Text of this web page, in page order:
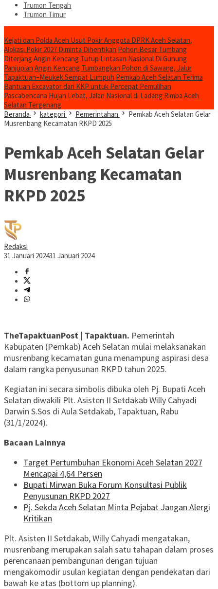
Trumon Tengah
Trumon Timur
Kejati dan Polda Aceh Usut Pokir Anggota DPRK Aceh Selatan,
Alokasi Pokir 2027 Diminta Dihentikan Pohon Besar Tumbang
Diterjang Angin Kencang Tutup Lintasan Nasional Di Gunung
Panjupian Angin Kencang Tumbangkan Pohon di Sawang, Jalur
Tapaktuan–Meukek Sempat Lumpuh Pemkab Aceh Selatan Terima
Bantuan Excavator dari KKP untuk Percepat Pemulihan
Pascabencana Hujan Lebat, Jalan Nasional di Ladang Rimba Aceh
Selatan Tergenang
Beranda
kategori Pemerintahan
Pemkab Aceh Selatan Gelar
Musrenbang Kecamatan RKPD 2025
Pemkab Aceh Selatan Gelar
Musrenbang Kecamatan
RKPD 2025
Redaksi
31 Januari 202431 Januari 2024
TheTapaktuanPost | Tapaktuan. Pemerintah
Kabupaten (Pemkab) Aceh Selatan mulai melaksanakan
musrenbang kecamatan guna menampung aspirasi desa
dalam rangka penyusunan RKPD tahun 2025.
Kegiatan ini secara simbolis dibuka oleh Pj. Bupati Aceh
Selatan diwakili Plt. Asisten II Setdakab Willy Cahyadi
Darwin S.Sos di Aula Setdakab, Tapaktuan, Rabu
(31/1/2024).
Bacaan Lainnya
Target Pertumbuhan Ekonomi Aceh Selatan 2027
Mencapai 4,64 Persen
Bupati Mirwan Buka Forum Konsultasi Publik
Penyusunan RKPD 2027
Pj. Sekda Aceh Selatan Minta Pejabat Jangan Alergi
Kritikan
Plt. Asisten II Setdakab, Willy Cahyadi mengatakan,
musrenbang merupakan salah satu tahapan dalam proses
perencanaan pembangunan dengan tujuan
mengakomodir usulan kegiatan dengan pendekatan dari
bawah ke atas (bottom up planning).